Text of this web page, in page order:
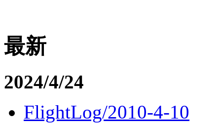
最新
2024/4/24
FlightLog/2010-4-10